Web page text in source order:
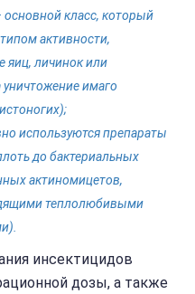
класс, который
активности,
яиц, личинок или
имаго
используются препараты
до бактериальных
актиномицетов,
теплолюбивыми
инсектицидов
дозы, а также